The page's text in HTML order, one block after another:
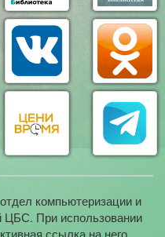
компьютеризации и
ЦБС. При использовании